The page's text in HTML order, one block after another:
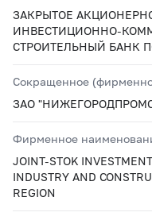
ЗАКРЫТОЕ
ИНВЕСТИЦИОННО-
СТРОИТЕЛЬНЫЙ БАНК
Сокращенное
ЗАО
Фирменное
JOINT-STOK
INDUSTRY AND
REGION